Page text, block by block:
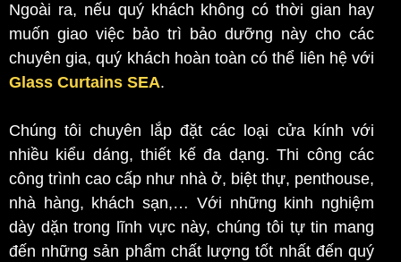
Ngoài ra, nếu quý khách không có thời gian hay
muốn giao việc bảo trì bảo dưỡng này cho các
chuyên gia, quý khách hoàn toàn có thể liên hệ với
Glass Curtains SEA.
Chúng tôi chuyên lắp đặt các loại cửa kính với
nhiều kiểu dáng, thiết kế đa dạng. Thi công các
công trình cao cấp như nhà ở, biệt thự, penthouse,
nhà hàng, khách sạn,… Với những kinh nghiệm
dày dặn trong lĩnh vực này, chúng tôi tự tin mang
đến những sản phẩm chất lượng tốt nhất đến quý